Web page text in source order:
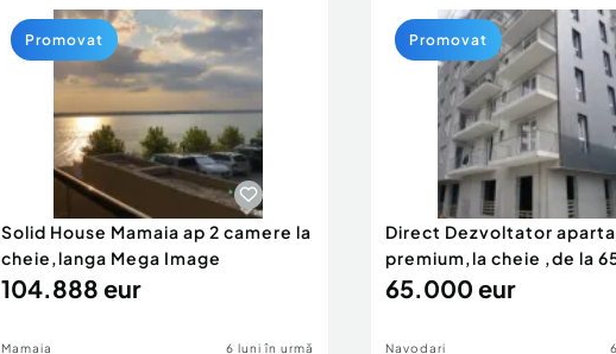
Solid House Mamaia ap 2 camere la
cheie,langa Mega Image
104.888 eur
Mamaia 6 luni în urmă
Promovat
Direct Dezvoltator
premium,la cheie ,de la
eur
65.000 eur
Navodari
Promovat